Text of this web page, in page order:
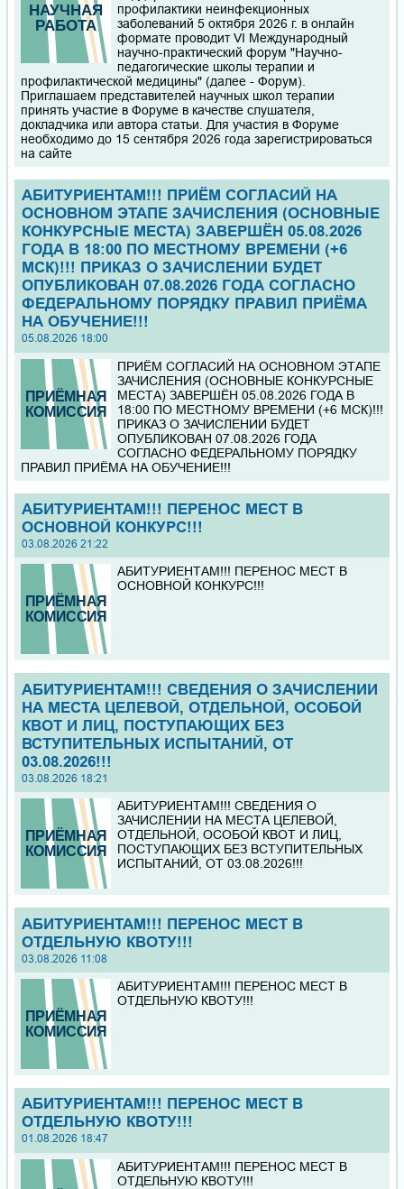
профилактики неинфекционных
заболеваний 5 октября 2026 г. в онлайн
формате проводит VI Международный
научно-практический форум "Научно-
педагогические школы терапии и
профилактической медицины" (далее - Форум).
Приглашаем представителей научных школ терапии
принять участие в Форуме в качестве слушателя,
докладчика или автора статьи. Для участия в Форуме
необходимо до 15 сентября 2026 года зарегистрироваться
на сайте
АБИТУРИЕНТАМ!!! ПРИЁМ СОГЛАСИЙ НА
ОСНОВНОМ ЭТАПЕ ЗАЧИСЛЕНИЯ (ОСНОВНЫЕ
КОНКУРСНЫЕ МЕСТА) ЗАВЕРШЁН 05.08.2026
ГОДА В 18:00 ПО МЕСТНОМУ ВРЕМЕНИ (+6
МСК)!!! ПРИКАЗ О ЗАЧИСЛЕНИИ БУДЕТ
ОПУБЛИКОВАН 07.08.2026 ГОДА СОГЛАСНО
ФЕДЕРАЛЬНОМУ ПОРЯДКУ ПРАВИЛ ПРИЁМА
НА ОБУЧЕНИЕ!!!
05.08.2026 18:00
ПРИЁМ СОГЛАСИЙ НА ОСНОВНОМ ЭТАПЕ
ЗАЧИСЛЕНИЯ (ОСНОВНЫЕ КОНКУРСНЫЕ
МЕСТА) ЗАВЕРШЁН 05.08.2026 ГОДА В
18:00 ПО МЕСТНОМУ ВРЕМЕНИ (+6 МСК)!!!
ПРИКАЗ О ЗАЧИСЛЕНИИ БУДЕТ
ОПУБЛИКОВАН 07.08.2026 ГОДА
СОГЛАСНО ФЕДЕРАЛЬНОМУ ПОРЯДКУ
ПРАВИЛ ПРИЁМА НА ОБУЧЕНИЕ!!!
АБИТУРИЕНТАМ!!! ПЕРЕНОС МЕСТ В
ОСНОВНОЙ КОНКУРС!!!
03.08.2026 21:22
АБИТУРИЕНТАМ!!! ПЕРЕНОС МЕСТ В
ОСНОВНОЙ КОНКУРС!!!
АБИТУРИЕНТАМ!!! СВЕДЕНИЯ О ЗАЧИСЛЕНИИ
НА МЕСТА ЦЕЛЕВОЙ, ОТДЕЛЬНОЙ, ОСОБОЙ
КВОТ И ЛИЦ, ПОСТУПАЮЩИХ БЕЗ
ВСТУПИТЕЛЬНЫХ ИСПЫТАНИЙ, ОТ
03.08.2026!!!
03.08.2026 18:21
АБИТУРИЕНТАМ!!! СВЕДЕНИЯ О
ЗАЧИСЛЕНИИ НА МЕСТА ЦЕЛЕВОЙ,
ОТДЕЛЬНОЙ, ОСОБОЙ КВОТ И ЛИЦ,
ПОСТУПАЮЩИХ БЕЗ ВСТУПИТЕЛЬНЫХ
ИСПЫТАНИЙ, ОТ 03.08.2026!!!
АБИТУРИЕНТАМ!!! ПЕРЕНОС МЕСТ В
ОТДЕЛЬНУЮ КВОТУ!!!
03.08.2026 11:08
АБИТУРИЕНТАМ!!! ПЕРЕНОС МЕСТ В
ОТДЕЛЬНУЮ КВОТУ!!!
АБИТУРИЕНТАМ!!! ПЕРЕНОС МЕСТ В
ОТДЕЛЬНУЮ КВОТУ!!!
01.08.2026 18:47
АБИТУРИЕНТАМ!!! ПЕРЕНОС МЕСТ В
ОТДЕЛЬНУЮ КВОТУ!!!